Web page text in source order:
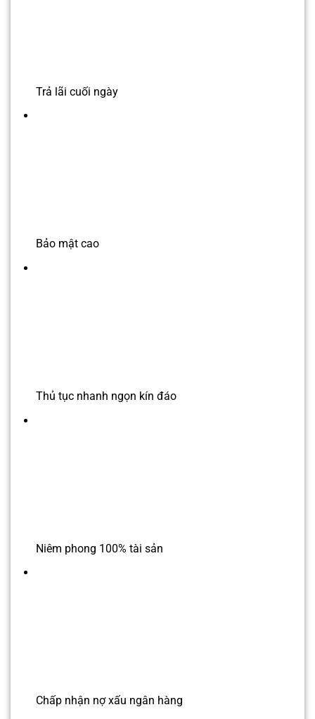
Trả lãi cuối ngày
Bảo mật cao
Thủ tục nhanh ngọn kín đáo
Niêm phong 100% tài sản
Chấp nhận nợ xấu ngân hàng